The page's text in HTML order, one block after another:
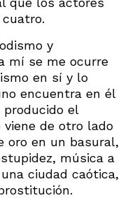
y
mí se me ocurre
en sí y lo
encuentra en él
producido el
viene de otro lado
oro en un basural,
música a
ciudad caótica,